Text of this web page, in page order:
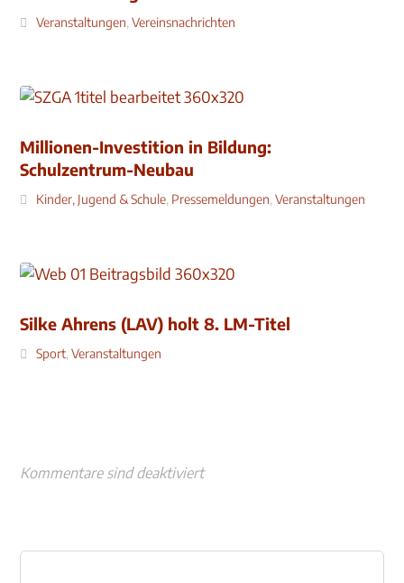
Veranstaltungen,Vereinsnachrichten
Millionen-Investition in Bildung:
Schulzentrum-Neubau
Kinder, Jugend & Schule, Pressemeldungen,Veranstaltungen
Silke Ahrens (LAV) holt 8. LM-Titel
Sport,Veranstaltungen
Kommentare sind deaktiviert